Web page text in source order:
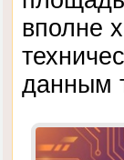
вполне
данным